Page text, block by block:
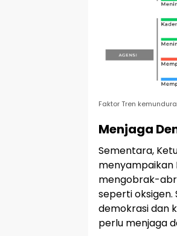
Faktor Tren
Menjaga
Sementara,
menyampaikan
mengobrak-
seperti oksigen.
demokrasi dan
perlu menjaga